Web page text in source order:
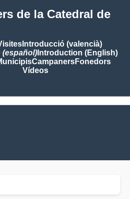
de la Catedral de
Introducció (valencià)
Introduction (English)
CampanersFonedors
Vídeos